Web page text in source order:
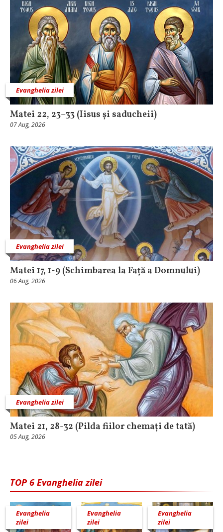
Evanghelia zilei
Matei 22, 23–33 (Iisus și saducheii)
07 Aug, 2026
Evanghelia zilei
Matei 17, 1-9 (Schimbarea la Față a Domnului)
06 Aug, 2026
Evanghelia zilei
Matei 21, 28-32 (Pilda fiilor chemați de tată)
05 Aug, 2026
TOP 6 Evanghelia zilei
Evanghelia
zilei
Evanghelia
zilei
Evanghelia
zilei